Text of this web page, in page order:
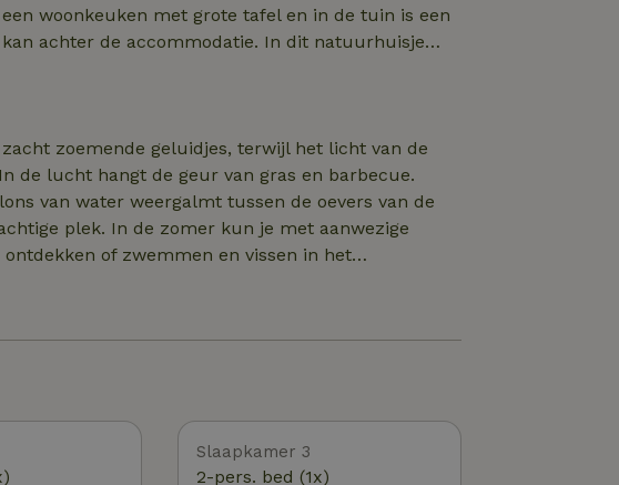
woonkeuken met grote tafel en in de tuin is een
achter de accommodatie. In dit natuurhuisje
zoemende geluidjes, terwijl het licht van de
de lucht hangt de geur van gras en barbecue.
van water weergalmt tussen de oevers van de
plek. In de zomer kun je met aanwezige
of zwemmen en vissen in het
je vlakbij onder andere de binnenstad van
Slaapkamer 3
2-pers. bed (1x)